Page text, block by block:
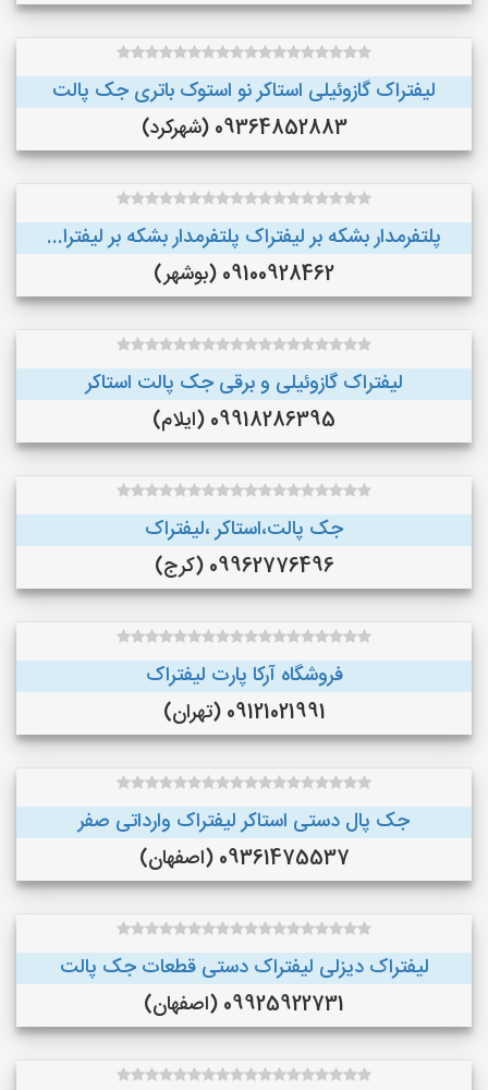
لیفتراک گازوئیلی استاکر نو استوک باتری جک پالت
09364852883 (شهرکرد)
پلتفرمدار بشکه بر لیفتراک پلتفرمدار بشکه بر لیفترا...
09100928462 (بوشهر)
لیفتراک گازوئیلی و برقی جک پالت استاکر
09918286395 (ایلام)
جک پالت،استاکر ،لیفتراک
09962776496 (کرج)
فروشگاه آرکا پارت لیفتراک
09121021991 (تهران)
جک پال دستی استاکر لیفتراک وارداتی صفر
09361475537 (اصفهان)
لیفتراک دیزلی لیفتراک دستی قطعات جک پالت
09925922731 (اصفهان)